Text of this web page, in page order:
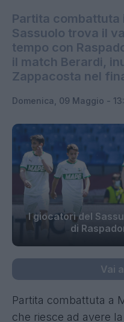
Partita combattuta
Sassuolo trova il
tempo con
il match Berardi,
Zappacosta nel
Domenica, 09 Maggio -
I giocatori del
di
Vai
Partita combattuta a
che riesce ad avere